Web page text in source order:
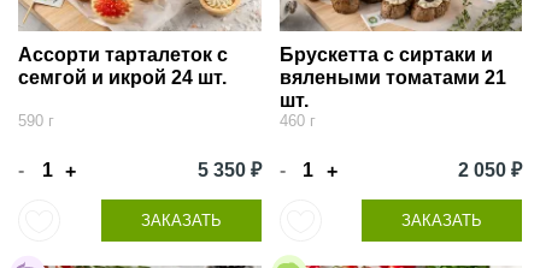
Ассорти тарталеток с
семгой и икрой 24 шт.
590 г
- + 5 350 ₽
ЗАКАЗАТЬ
Брускетта с сиртаки и
вялеными томатами 21
шт.
460 г
- + 2 050 ₽
ЗАКАЗАТЬ